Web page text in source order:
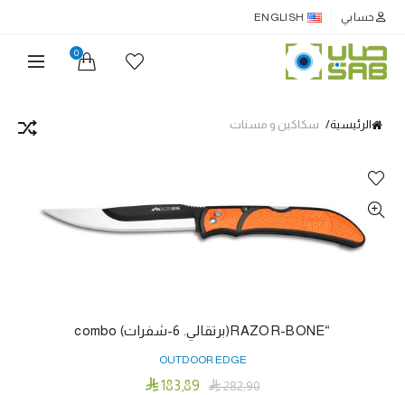
حسابي ENGLISH
0
الرئيسية سكاكين و مسنات
“RAZOR-BONE(برتقالي. 6-شفرات) combo
OUTDOOR EDGE

282٫90  183٫89